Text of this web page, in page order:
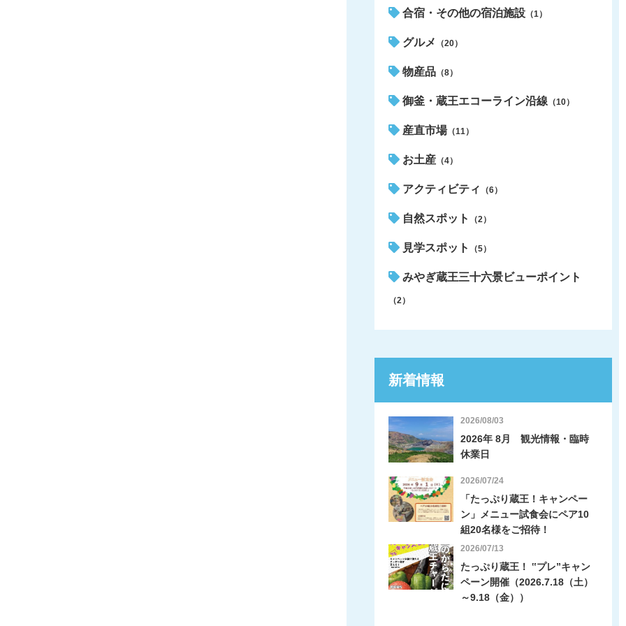
合宿・その他の宿泊施設 （1）
グルメ （20）
物産品 （8）
御釜・蔵王エコーライン沿線 （10）
産直市場（11）
お土産 （4）
アクティビティ （6）
自然スポット （2）
見学スポット （5）
みやぎ蔵王三十六景ビューポイント
（2）
新着情報
2026/08/03
2026年 8月 観光情報・臨時
休業日
2026/07/24
「たっぷり蔵王！キャンペー
ン」メニュー試食会にペア10
組20名様をご招待！
2026/07/13
たっぷり蔵王！ ‟プレ”キャン
ペーン開催（2026.7.18（土）
～9.18（金））